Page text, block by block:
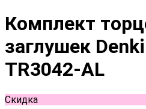
Комплект
заглушек
TR3042-AL
Скидка